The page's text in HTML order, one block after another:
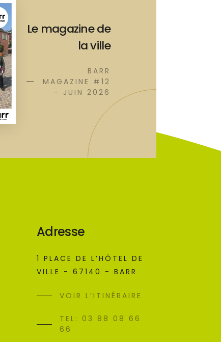
Le magazine de
la ville
BARR
MAGAZINE #12
- JUIN 2026
Adresse
1 PLACE DE L’HÔTEL DE
VILLE - 67140 - BARR
VOIR L’ITINÉRAIRE
TEL: 03 88 08 66
66